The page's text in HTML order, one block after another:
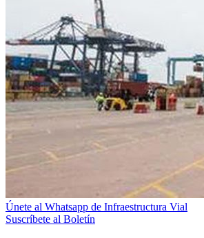
Únete al Whatsapp de Infraestructura Vial
Suscríbete al Boletín